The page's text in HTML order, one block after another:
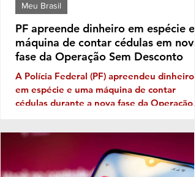
PF apreende dinheiro em espécie e
máquina de contar cédulas em nova
fase da Operação Sem Desconto
A Polícia Federal (PF) apreendeu dinheiro
em espécie e uma máquina de contar
cédulas durante a nova fase da Operação
esquema de fraudes em descontos ilegais
pensionistas do Instituto Nacional do
Social (INSS). A ofensiva foi autorizada pelo
Meu Brasil